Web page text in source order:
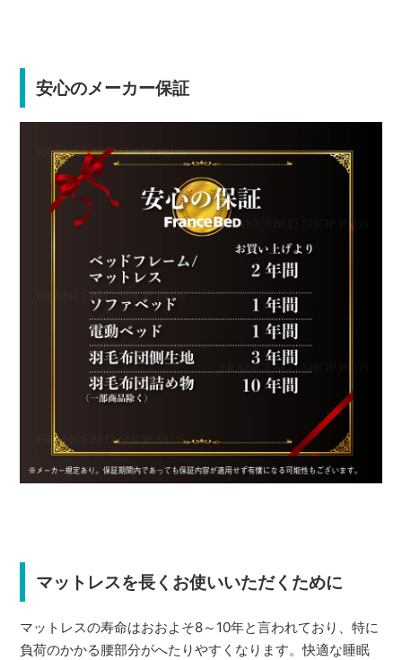
安心のメーカー保証
マットレスを長くお使いいただくために
マットレスの寿命はおおよそ8～10年と言われており、特に
負荷のかかる腰部分がへたりやすくなります。快適な睡眠